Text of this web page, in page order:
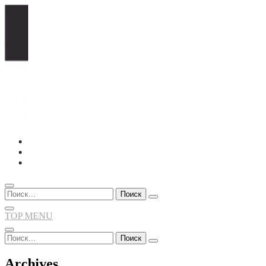
Перейти
содержимому
Найти:
TOP MENU
Найти: